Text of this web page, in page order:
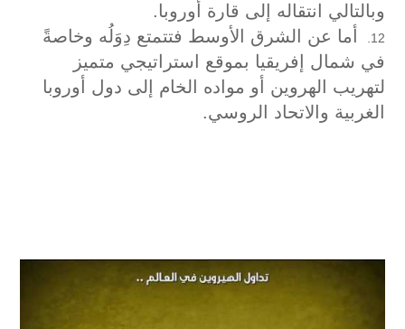
وبالتالي انتقاله إلى قارة أوروبا.
أما عن الشرق الأوسط فتتمتع دِوَلُه وخاصةً
في شمال إفريقيا بموقع استراتيجي متميز
لتهريب الهروين أو مواده الخام إلى دول أوروبا
الغربية والاتحاد الروسي.